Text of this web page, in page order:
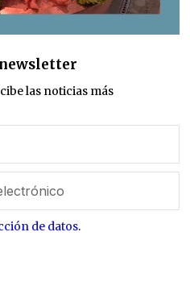
las noticias más
de datos.